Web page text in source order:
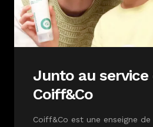
Junto au service
Coiff&Co
Coiff&Co est une enseigne